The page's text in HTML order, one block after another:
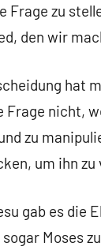
Frage zu
den wir
hat
Frage nicht,
zu
um ihn
gab es die
Moses